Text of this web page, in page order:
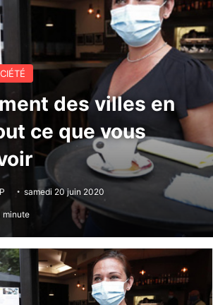
des villes en
ce que vous
samedi 20 juin 2020
minute